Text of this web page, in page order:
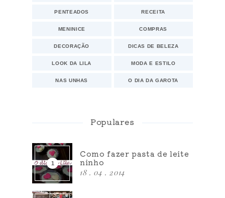
PENTEADOS RECEITA
MENINICE COMPRAS
DECORAÇÃO DICAS DE BELEZA
LOOK DA LILA MODA E ESTILO
NAS UNHAS O DIA DA GAROTA
Populares
Como fazer pasta de leite
ninho
18 . 04 . 2014